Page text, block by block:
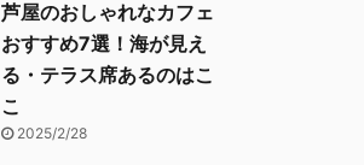
芦屋のおしゃれなカフェ
おすすめ7選！海が見え
る・テラス席あるのはこ
こ
2025/2/28